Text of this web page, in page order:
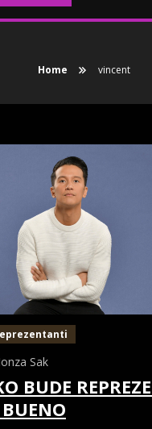
Home vincent
Sak
BUDE